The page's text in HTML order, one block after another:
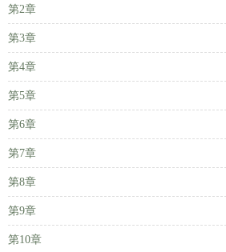
第2章
第3章
第4章
第5章
第6章
第7章
第8章
第9章
第10章